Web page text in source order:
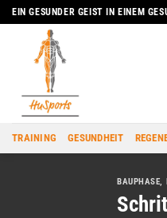
Zum
Inhalt
springen
EIN GESUNDER GEIST IN EINEM
TRAINING GESUNDHEIT
BAUPHASE,